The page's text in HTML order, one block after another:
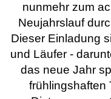
nunmehr zum
Neujahrslauf
Dieser Einladung
und Läufer -
das neue Jahr
frühlingshaften